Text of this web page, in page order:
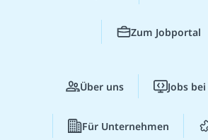
Zum Jobportal
Über uns Jobs
Für Unternehmen